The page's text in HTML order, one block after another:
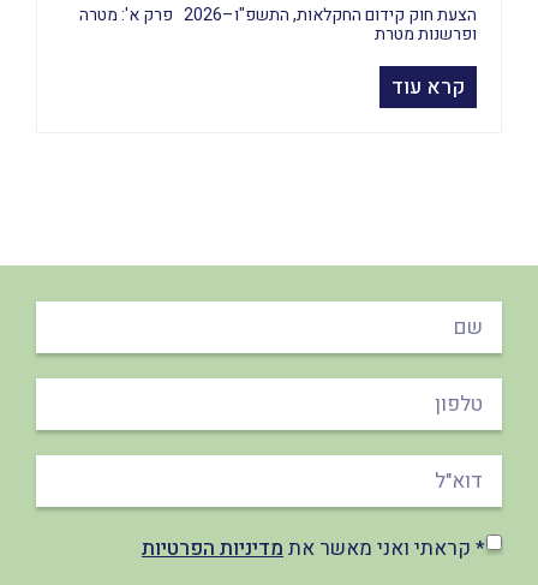
הצעת חוק קידום החקלאות, התשפ"ו–2026 פרק א': מטרה
ופרשנות מטרת
קרא עוד
* קראתי ואני מאשר אתמדיניות הפרטיות